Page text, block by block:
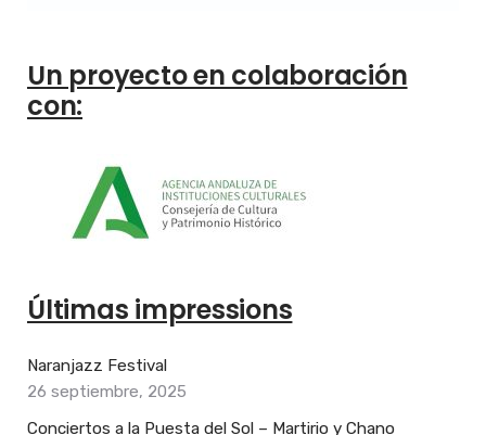
Un proyecto en colaboración
con:
Últimas impressions
Naranjazz Festival
26 septiembre, 2025
Conciertos a la Puesta del Sol – Martirio y Chano